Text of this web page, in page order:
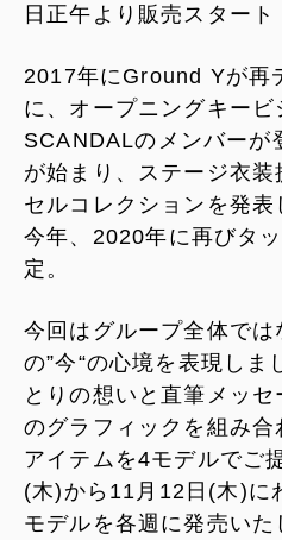
日正午より販売スタート
2017年にGround Yが再
に、オープニングキービ
SCANDALのメンバーが
が始まり、ステージ衣
セルコレクションを発
今年、2020年に再びタ
定。
今回はグループ全体では
の”今“の心境を表現しま
とりの想いと直筆メッ
のグラフィックを組み
アイテムを4モデルでご
(木)から11月12日(木)に
モデルを各週に発売いた